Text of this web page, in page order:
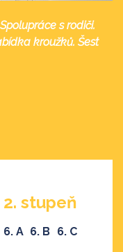
s rodiči.
kroužků. Šest
2. stupeň
6. A 6. B 6. C